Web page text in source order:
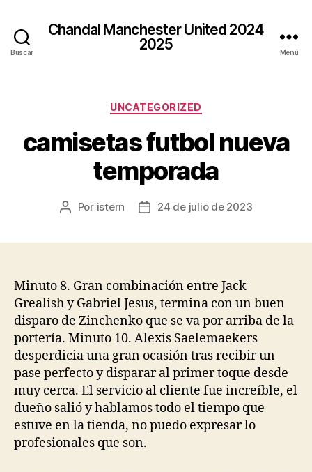
Buscar
Chandal Manchester United 2024
2025
Menú
Categorías
UNCATEGORIZED
camisetas futbol nueva
temporada
Autor
Por istern
Fecha24 de julio de 2023
Minuto 8. Gran combinación entre Jack
Grealish y Gabriel Jesus, termina con un buen
disparo de Zinchenko que se va por arriba de la
portería. Minuto 10. Alexis Saelemaekers
desperdicia una gran ocasión tras recibir un
pase perfecto y disparar al primer toque desde
muy cerca. El servicio al cliente fue increíble, el
dueño salió y hablamos todo el tiempo que
estuve en la tienda, no puedo expresar lo
profesionales que son.